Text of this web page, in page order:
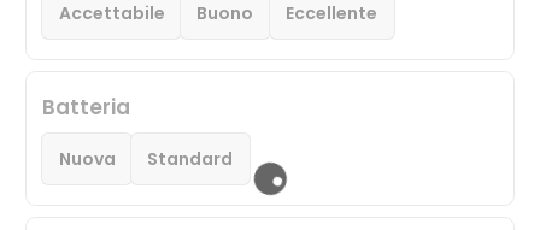
Accettabile Buono Eccellente
Batteria
Nuova Standard